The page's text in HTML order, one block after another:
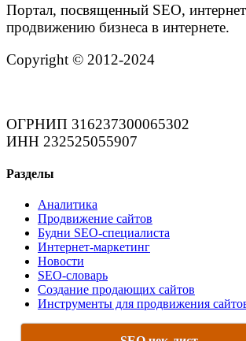
Портал, посвященный SEO,
продвижению бизнеса в интернете.
Copyright © 2012-2024
ОГРНИП 316237300065302
ИНН 232525055907
Разделы
Аналитика
Продвижение сайтов
Будни SEO-специалиста
Интернет-маркетинг
Новости
SEO-словарь
Создание продающих сайтов
Инструменты для продвижения